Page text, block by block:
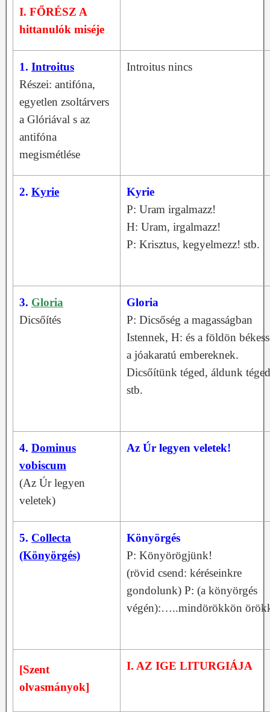
I. FŐRÉSZ A
hittanulók miséje
1. Introitus
Részei: antifóna,
egyetlen zsoltárvers
a Glóriával s az
antifóna
megismétlése
Introitus nincs
2. Kyrie
Kyrie
P: Uram irgalmazz!
H: Uram, irgalmazz!
P: Krisztus, kegyelmezz! stb.
3. Gloria
Dicsőítés
Gloria
P: Dicsőség a magasságban
Istennek, H: és a földön
a jóakaratú embereknek.
Dicsőítünk téged, áldunk
stb.
4. Dominus
vobiscum
(Az Úr legyen
veletek)
Az Úr legyen veletek!
5. Collecta
(Könyörgés)
Könyörgés
P: Könyörögjünk!
(rövid csend: kéréseinkre
gondolunk) P: (a könyörgés
végén):…..mindörökkön
[Szent
olvasmányok]
I. AZ IGE LITURGIÁJA